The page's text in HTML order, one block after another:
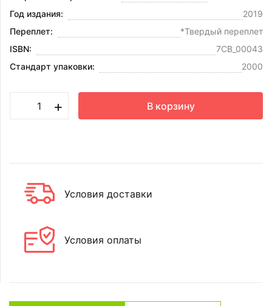
Год издания:
2019
Переплет:
*Твердый переплет
ISBN:
7CB_00043
Стандарт упаковки:
2000
+ В корзину
Условия доставки
Условия оплаты